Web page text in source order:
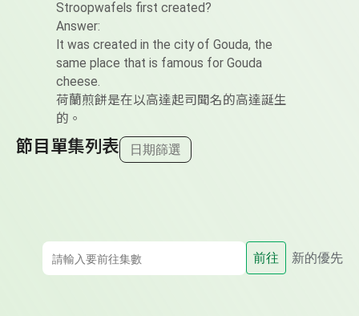
Stroopwafels first created?
Answer:
It was created in the city of Gouda, the
same place that is famous for Gouda
cheese.
荷蘭煎餅是在以高達起司聞名的高達誕生
的。
節目單集列表 日期篩選
前往 新的優先